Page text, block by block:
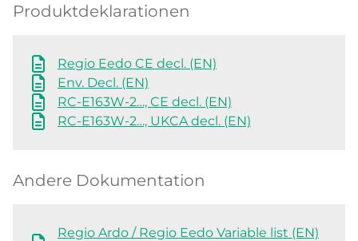
Produktdeklarationen
Regio Eedo CE decl. (EN)
Env. Decl. (EN)
RC-E163W-2…, CE decl. (EN)
RC-E163W-2…, UKCA decl. (EN)
Andere Dokumentation
Regio Ardo / Regio Eedo Variable list (EN)